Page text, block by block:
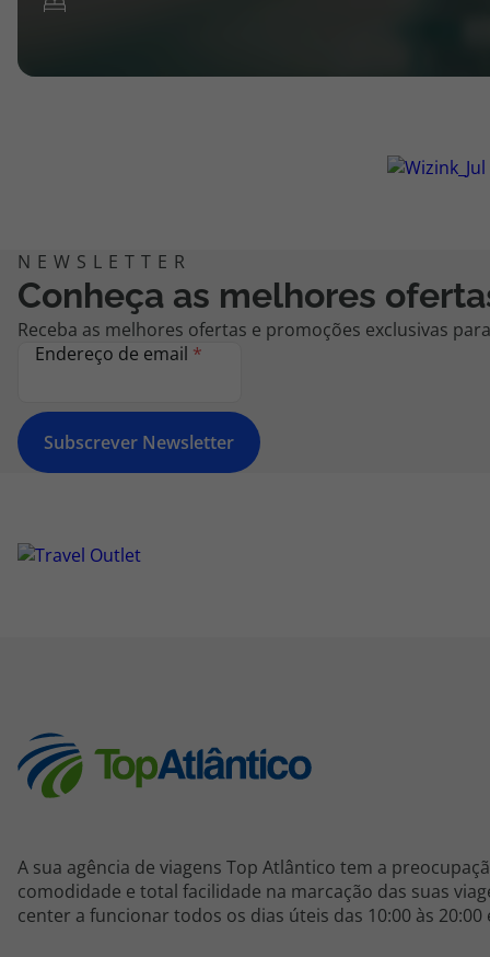
Conheça as melhores
Receba as melhores ofertas e promoções exclusivas
Endereço de email *
Subscrever Newsletter
A sua agência de viagens Top Atlântico tem a
comodidade e total facilidade na marcação das suas
center a funcionar todos os dias úteis das 10:00 às 20:00